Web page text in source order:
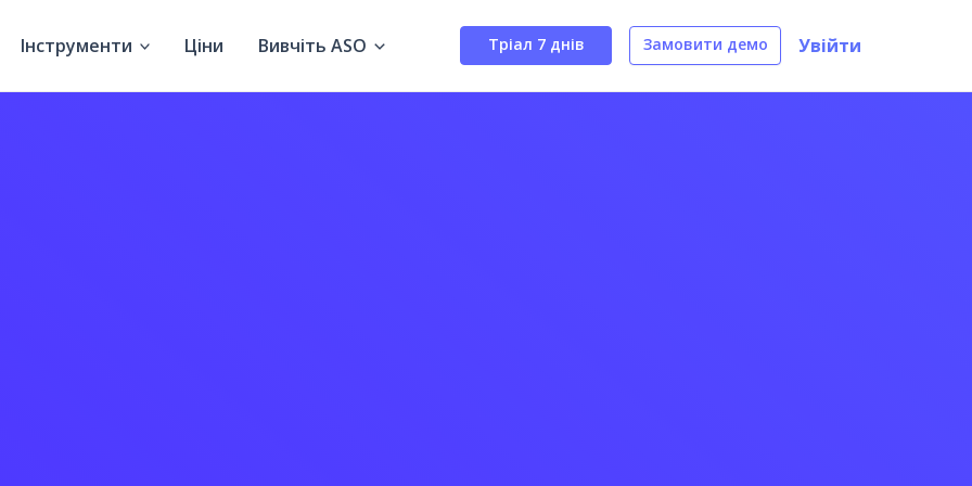
Інструменти Ціни Вивчіть ASO Тріал 7 днів Замовити демо Увійти